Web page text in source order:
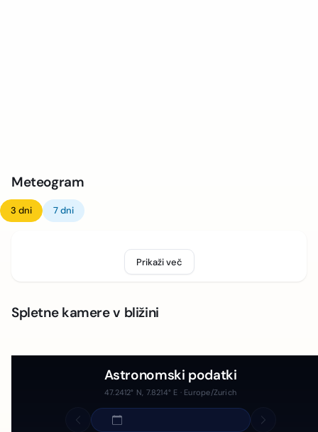
Meteogram
3 dni 7 dni
Prikaži več
Spletne kamere v bližini
Astronomski podatki
47.2412° N, 7.8214° E · Europe/Zurich